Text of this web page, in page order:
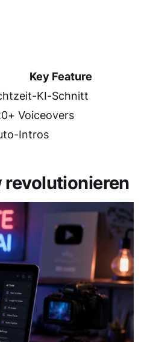
Key Feature
KI-Schnitt
Voiceovers
Intros
revolutionieren